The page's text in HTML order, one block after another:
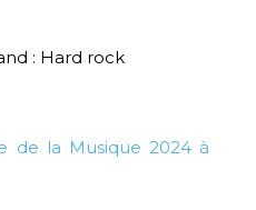
: Hard rock
de la Musique 2024 à